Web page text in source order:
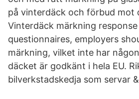
på vinterdäck och förbud mot
Vinterdäck märkning
questionnaires, employers
märkning, vilket inte har
däcket är godkänt i hela EU.
bilverkstadskedja som servar